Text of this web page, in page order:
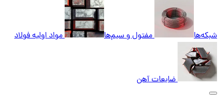
شبکه‌ها مفتول و سیم‌ها مواد اولیه فولاد
ضایعات آهن